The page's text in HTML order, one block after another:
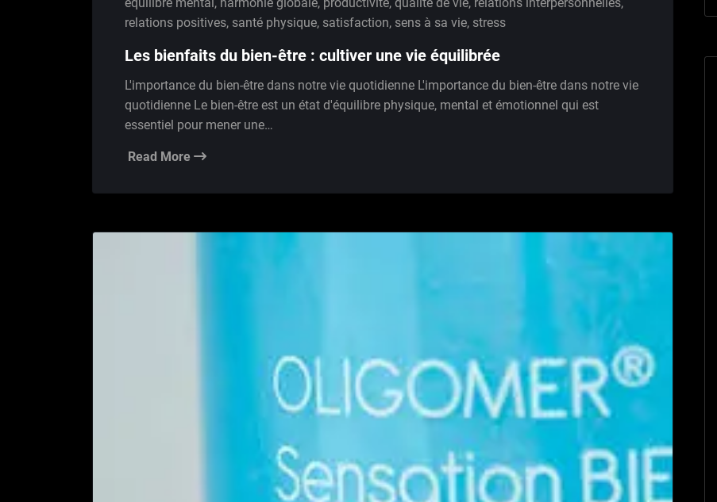
relations positives, santé physique, satisfaction, sens à sa vie, stress
Les bienfaits du bien-être : cultiver une vie équilibrée
L'importance du bien-être dans notre vie quotidienne L'importance du bien-être dans notre vie
quotidienne Le bien-être est un état d'équilibre physique, mental et émotionnel qui est
essentiel pour mener une…
Read More